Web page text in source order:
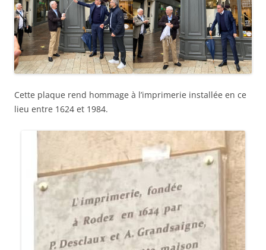
Cette plaque rend hommage à l’imprimerie installée en ce
lieu entre 1624 et 1984.